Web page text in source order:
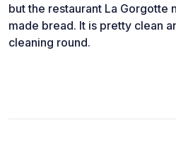
but the restaurant La Gorgotte
made bread. It is pretty clean
cleaning round.